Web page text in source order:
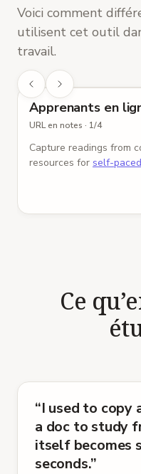
Voici comment
utilisent cet outil
travail.
Apprenants en
URL en notes · 1/4
Capture readings from
resources for self-
Ce
5 étoiles sur 5
“I used to copy
a doc to study
itself becomes
seconds.”